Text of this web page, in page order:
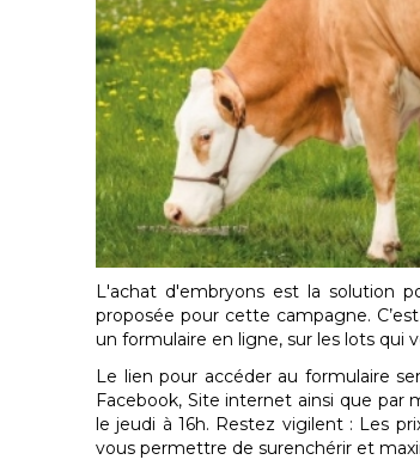
L'achat d'embryons est la solution
proposée pour cette campagne.
un formulaire en ligne, sur les lots qui
Le lien pour accéder au formulaire
Facebook, Site internet ainsi que par
le jeudi à 16h. Restez vigilent : Les
vous permettre de surenchérir et